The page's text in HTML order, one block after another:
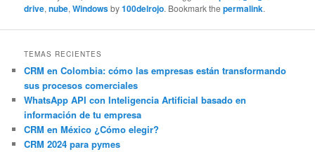
drive,nube,Windowsby100delrojo. Bookmark thepermalink.
TEMAS RECIENTES
CRM en Colombia: cómo las empresas están transformando
sus procesos comerciales
WhatsApp API con Inteligencia Artificial basado en
información de tu empresa
CRM en México ¿Cómo elegir?
CRM 2024 para pymes